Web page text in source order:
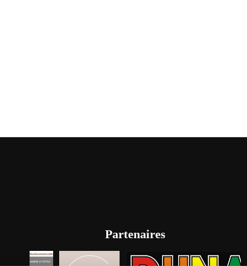
Partenaires